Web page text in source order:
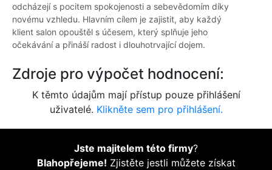
odcházejí s pocitem spokojenosti a sebevědomím díky
novému vzhledu. Hlavním cílem je zajistit, aby každý
klient salon opouštěl s účesem, který splňuje jeho
očekávání a přináší radost i dlouhotrvající dojem.
Zdroje pro výpočet hodnocení:
K těmto údajům mají přístup pouze přihlášení
uživatelé. Klikněte sem pro přihlášení.
Jste majitelem této firmy?
Blahopřejeme! Zjistěte jestli můžete získat